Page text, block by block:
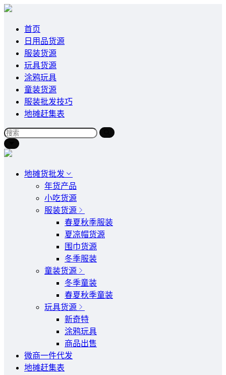
首页
日用品货源
服装货源
玩具货源
涂鸦玩具
童装货源
服装批发技巧
地摊赶集表
地摊货批发
年货产品
小吃货源
服装货源
春夏秋季服装
夏凉帽货源
围巾货源
冬季服装
童装货源
冬季童装
春夏秋季童装
玩具货源
新奇特
涂鸦玩具
商品出售
微商一件代发
地摊赶集表